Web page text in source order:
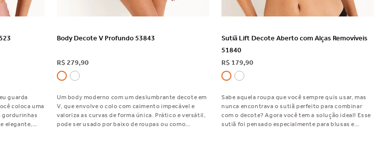
guarda
coloca uma
gordurinhas
elegante,
VER DETALHES
Body Decote V Profundo 53843
R$ 279,90
Um body moderno com um deslumbrante decote em
V, que envolve o colo com caimento impecável e
valoriza as curvas de forma única. Prático e versátil,
pode ser usado por baixo de roupas ou como
VER DETALHES
Sutiã Lift Decote Aberto com Alças Removíveis
51840
R$ 179,90
Sabe aquela roupa que você sempre quis usar, mas
nunca encontrava o sutiã perfeito para combinar
com o decote? Agora você tem a solução ideal! Esse
sutiã foi pensado especialmente para blusas e